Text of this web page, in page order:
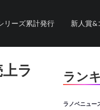
リーズ累計発行 新人賞&
ラ ラン
ラノベニュー